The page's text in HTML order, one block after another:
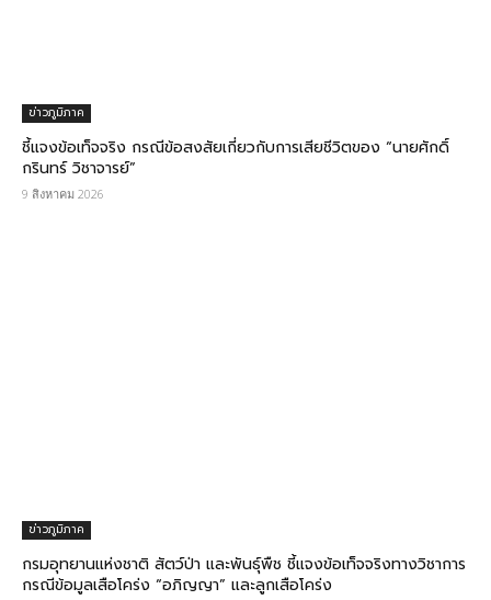
ข่าวภูมิภาค
ชี้แจงข้อเท็จจริง กรณีข้อสงสัยเกี่ยวกับการเสียชีวิตของ “นายศักดิ์
กรินทร์ วิชาจารย์”
9 สิงหาคม 2026
ข่าวภูมิภาค
กรมอุทยานแห่งชาติ สัตว์ป่า และพันธุ์พืช​ ชี้แจงข้อเท็จจริงทางวิชาการ
กรณีข้อมูลเสือโคร่ง “อภิญญา” และลูกเสือโคร่ง